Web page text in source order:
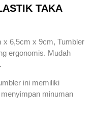
TAKA
x 6,5cm x 9cm, Tumbler
ergonomis. Mudah
ini memiliki
minuman